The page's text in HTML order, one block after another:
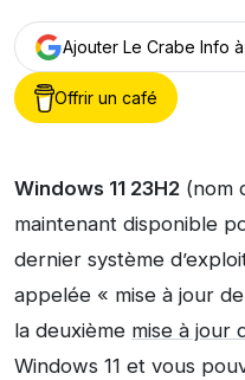
Ajouter Le Crabe Info
Offrir un café
Windows 11 23H2 (nom
maintenant disponible
dernier système
appelée « mise à jour
la deuxième mise à jour
Windows 11 et vous